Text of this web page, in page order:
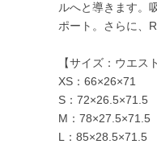
ルへと導きます。
ポート。さらに、
【サイズ：ウエス
XS：66×26×71
S：72×26.5×71.5
M：78×27.5×71.5
L：85×28.5×71.5